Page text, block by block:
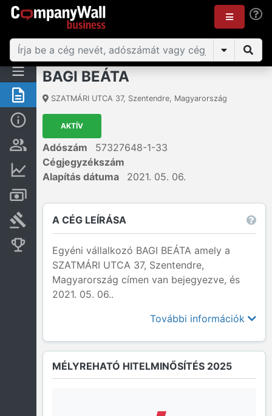
Összegzés
Alap információk
Személyek és tulajdonjog
Pénzügyi információk
Bírósági eljárások
Konkurens cégek
BAGI BEÁTA
SZATMÁRI UTCA 37, Szentendre, Magyarország
AKTÍV
Adószám
57327648-1-33
Cégjegyzékszám
Alapítás dátuma
2021. 05. 06.
A CÉG LEÍRÁSA
Egyéni vállalkozó BAGI BEÁTA amely a
SZATMÁRI UTCA 37, Szentendre,
Magyarország címen van bejegyezve, és
2021. 05. 06..
További információk
MÉLYREHATÓ HITELMINŐSÍTÉS 2025